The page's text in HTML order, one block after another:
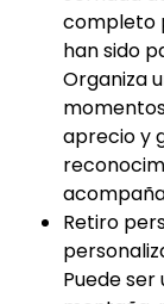
completo
han sido
Organiza
aprecio y
Retiro
Puede